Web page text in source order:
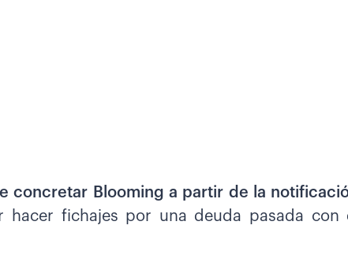
concretar Blooming a partir de la
fichajes por una deuda pasada con